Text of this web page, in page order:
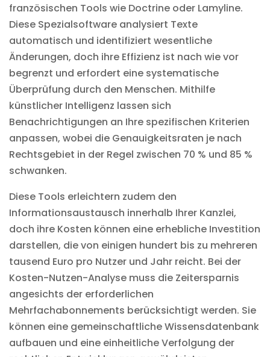
französischen Tools wie Doctrine oder Lamyline.
Diese Spezialsoftware analysiert Texte
automatisch und identifiziert wesentliche
Änderungen, doch ihre Effizienz ist nach wie vor
begrenzt und erfordert eine systematische
Überprüfung durch den Menschen. Mithilfe
künstlicher Intelligenz lassen sich
Benachrichtigungen an Ihre spezifischen Kriterien
anpassen, wobei die Genauigkeitsraten je nach
Rechtsgebiet in der Regel zwischen 70 % und 85 %
schwanken.
Diese Tools erleichtern zudem den
Informationsaustausch innerhalb Ihrer Kanzlei,
doch ihre Kosten können eine erhebliche Investition
darstellen, die von einigen hundert bis zu mehreren
tausend Euro pro Nutzer und Jahr reicht. Bei der
Kosten-Nutzen-Analyse muss die Zeitersparnis
angesichts der erforderlichen
Mehrfachabonnements berücksichtigt werden. Sie
können eine gemeinschaftliche Wissensdatenbank
aufbauen und eine einheitliche Verfolgung der